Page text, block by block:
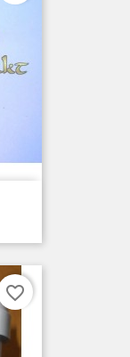
favorite_border